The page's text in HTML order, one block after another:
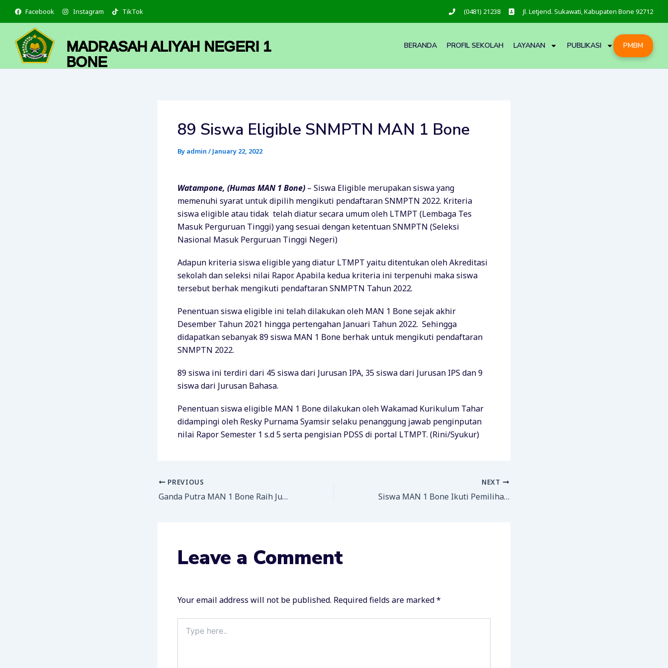
content
Facebook Instagram TikTok (0481) 21238 Jl. Letjend. Sukawati, Kabupaten Bone 92712
MADRASAH ALIYAH NEGERI 1
BONE
BERANDA PROFIL SEKOLAH LAYANAN PUBLIKASI PMBM
89 Siswa Eligible SNMPTN MAN 1 Bone
By admin / January 22, 2022
Watampone, (Humas MAN 1 Bone) – Siswa Eligible merupakan siswa yang
memenuhi syarat untuk dipilih mengikuti pendaftaran SNMPTN 2022. Kriteria
siswa eligible atau tidak telah diatur secara umum oleh LTMPT (Lembaga Tes
Masuk Perguruan Tinggi) yang sesuai dengan ketentuan SNMPTN (Seleksi
Nasional Masuk Perguruan Tinggi Negeri)
Adapun kriteria siswa eligible yang diatur LTMPT yaitu ditentukan oleh Akreditasi
sekolah dan seleksi nilai Rapor. Apabila kedua kriteria ini terpenuhi maka siswa
tersebut berhak mengikuti pendaftaran SNMPTN Tahun 2022.
Penentuan siswa eligible ini telah dilakukan oleh MAN 1 Bone sejak akhir
Desember Tahun 2021 hingga pertengahan Januari Tahun 2022. Sehingga
didapatkan sebanyak 89 siswa MAN 1 Bone berhak untuk mengikuti pendaftaran
SNMPTN 2022.
89 siswa ini terdiri dari 45 siswa dari Jurusan IPA, 35 siswa dari Jurusan IPS dan 9
siswa dari Jurusan Bahasa.
Penentuan siswa eligible MAN 1 Bone dilakukan oleh Wakamad Kurikulum Tahar
didampingi oleh Resky Purnama Syamsir selaku penanggung jawab penginputan
nilai Rapor Semester 1 s.d 5 serta pengisian PDSS di portal LTMPT. (Rini/Syukur)
PREVIOUS
Ganda Putra MAN 1 Bone Raih Juara II Bulu Tangkis
NEXT
Siswa MAN 1 Bone Ikuti Pemilihan Duta Pelajar
Leave a Comment
Your email address will not be published. Required fields are marked*
here..